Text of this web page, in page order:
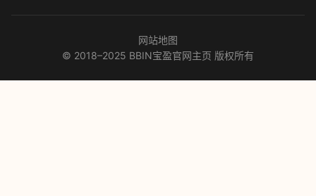
网站地图
© 2018–2025 BBIN宝盈官网主页 版权所有